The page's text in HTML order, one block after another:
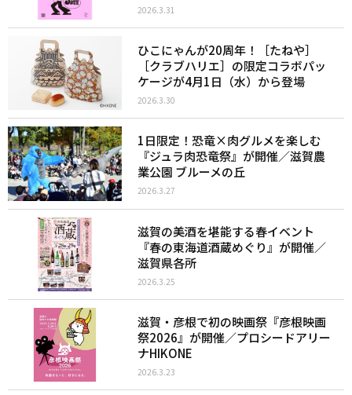
2026.3.31
ひこにゃんが20周年！［たねや］
［クラブハリエ］の限定コラボパッ
ケージが4月1日（水）から登場
2026.3.30
1日限定！恐竜×肉グルメを楽しむ
『ジュラ肉恐竜祭』が開催／滋賀農
業公園 ブルーメの丘
2026.3.27
滋賀の美酒を堪能する春イベント
『春の東海道酒蔵めぐり』が開催／
滋賀県各所
2026.3.25
滋賀・彦根で初の映画祭『彦根映画
祭2026』が開催／プロシードアリー
ナHIKONE
2026.3.23